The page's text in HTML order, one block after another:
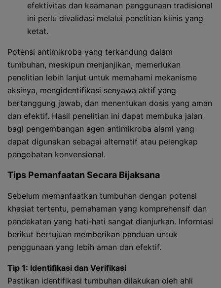
efektivitas dan keamanan penggunaan tradisional
ini perlu divalidasi melalui penelitian klinis yang
ketat.
Potensi antimikroba yang terkandung dalam
tumbuhan, meskipun menjanjikan, memerlukan
penelitian lebih lanjut untuk memahami mekanisme
aksinya, mengidentifikasi senyawa aktif yang
bertanggung jawab, dan menentukan dosis yang aman
dan efektif. Hasil penelitian ini dapat membuka jalan
bagi pengembangan agen antimikroba alami yang
dapat digunakan sebagai alternatif atau pelengkap
pengobatan konvensional.
Tips Pemanfaatan Secara Bijaksana
Sebelum memanfaatkan tumbuhan dengan potensi
khasiat tertentu, pemahaman yang komprehensif dan
pendekatan yang hati-hati sangat dianjurkan. Informasi
berikut bertujuan memberikan panduan untuk
penggunaan yang lebih aman dan efektif.
Tip 1: Identifikasi dan Verifikasi
Pastikan identifikasi tumbuhan dilakukan oleh ahli